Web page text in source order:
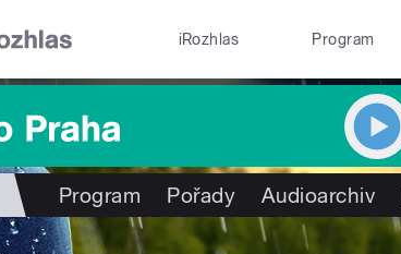
iRozhlas Program
Program Pořady Audioarchiv